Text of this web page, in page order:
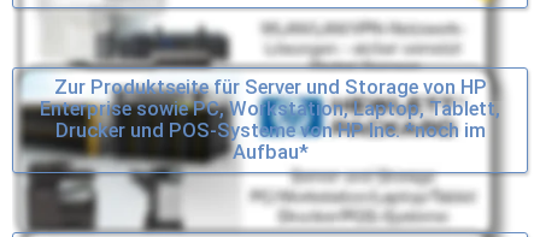
Zur Produktseite für Server und Storage von HP
Enterprise sowie PC, Workstation, Laptop, Tablett,
Drucker und POS-Systeme von HP Inc. *noch im
Aufbau*